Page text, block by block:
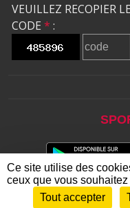
VEUILLEZ RECOPIER LE
CODE * :
Envie de participer ?
Ce site utilise des
ceux que vous
Tout accepter